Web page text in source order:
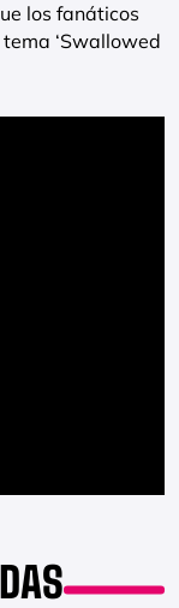
los fanáticos
‘Swallowed